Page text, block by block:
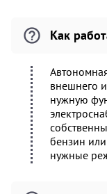
Как
внешнего
нужную
бензин
нужные